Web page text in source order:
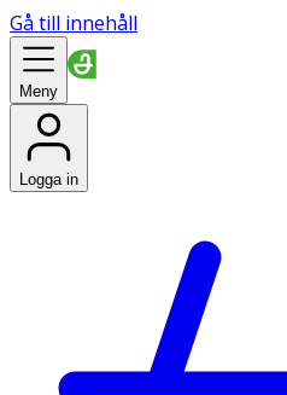
Gå till innehåll
Meny
Logga in